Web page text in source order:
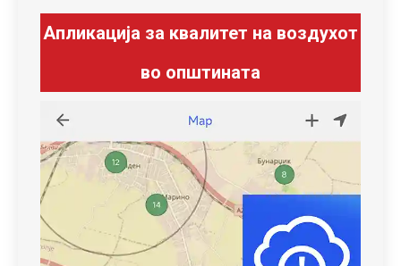
Апликација за квалитет на воздухот
во општината